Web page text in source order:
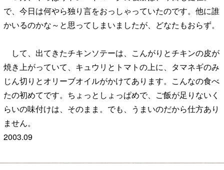
で、今日は何やら独り言をおっしゃっていたのです。他に誰
かいるのかな～と思ってしまいましたが、どなたもおらず。
して、出てきたチキンソテーは、こんがりとチキンの皮が
焼き上がっていて、キュウリとトマトの上に、タマネギのみ
じん切りとオリーブオイルがかけてあります。こんなの食べ
たの初めてです。ちょっとしょっぱめで、ご飯が足りないく
らいの味付けは、そのまま。でも、うまいのだから仕方あり
ません。
2003.09